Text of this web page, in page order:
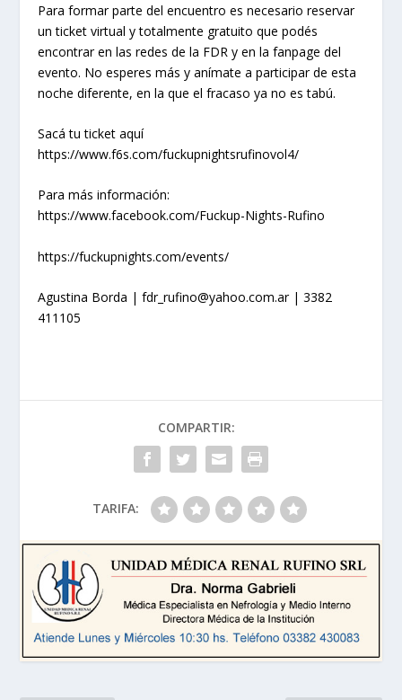
Para formar parte del encuentro es necesario reservar
un ticket virtual y totalmente gratuito que podés
encontrar en las redes de la FDR y en la fanpage del
evento. No esperes más y anímate a participar de esta
noche diferente, en la que el fracaso ya no es tabú.
Sacá tu ticket aquí
https://www.f6s.com/fuckupnightsrufinovol4/
Para más información:
https://www.facebook.com/Fuckup-Nights-Rufino
https://fuckupnights.com/events/
Agustina Borda | fdr_rufino@yahoo.com.ar | 3382
411105
COMPARTIR:
TARIFA: